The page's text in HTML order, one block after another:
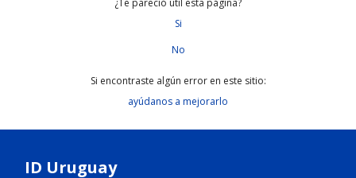
¿Te pareció útil esta página?
Si
No
Si encontraste algún error en este sitio:
ayúdanos a mejorarlo
ID Uruguay